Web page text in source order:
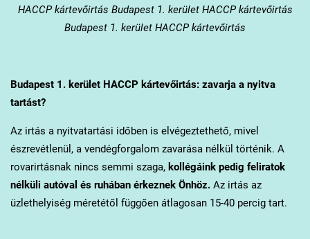
HACCP kártevőirtás Budapest 1. kerület HACCP kártevőirtás
Budapest 1. kerület HACCP kártevőirtás
Budapest 1. kerület HACCP kártevőirtás: zavarja a nyitva
tartást?
Az irtás a nyitvatartási időben is elvégeztethető, mivel
észrevétlenül, a vendégforgalom zavarása nélkül történik. A
rovarirtásnak nincs semmi szaga, kollégáink pedig feliratok
nélküli autóval és ruhában érkeznek Önhöz. Az irtás az
üzlethelyiség méretétől függően átlagosan 15-40 percig tart.